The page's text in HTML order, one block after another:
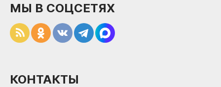
МЫ В СОЦСЕТЯХ
КОНТАКТЫ